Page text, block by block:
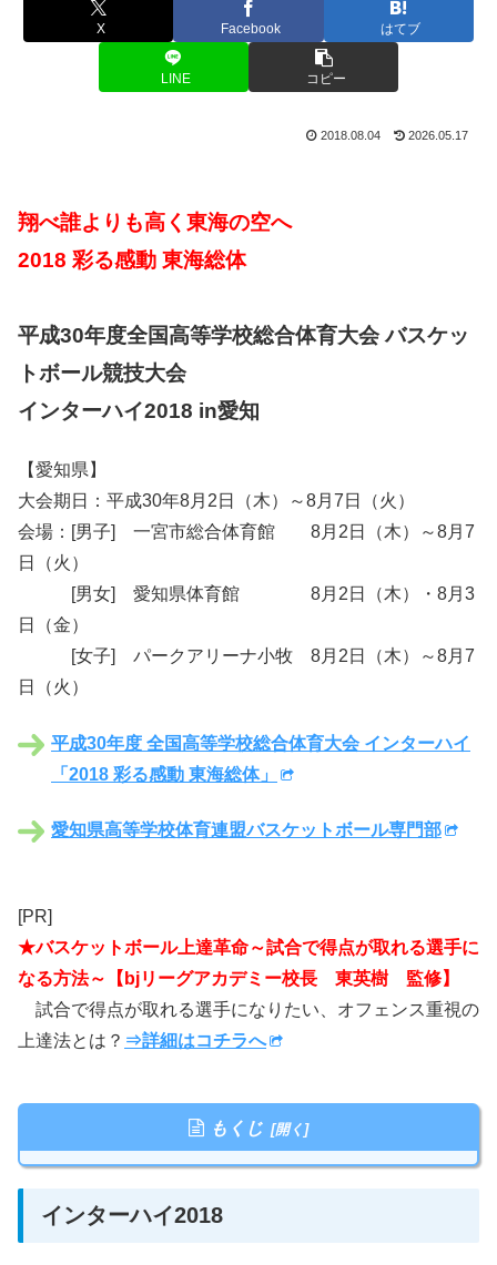
X Facebook はてブ
LINE コピー
2018.08.04 2026.05.17
翔べ誰よりも高く東海の空へ
2018 彩る感動 東海総体
平成30年度全国高等学校総合体育大会 バスケッ
トボール競技大会
インターハイ2018 in愛知
【愛知県】
大会期日：平成30年8月2日（木）～8月7日（火）
会場：[男子] 一宮市総合体育館 8月2日（木）～8月7
日（火）
[男女] 愛知県体育館 8月2日（木）・8月3
日（金）
[女子] パークアリーナ小牧 8月2日（木）～8月7
日（火）
平成30年度 全国高等学校総合体育大会 インターハイ
「2018 彩る感動 東海総体」
愛知県高等学校体育連盟バスケットボール専門部
[PR]
★バスケットボール上達革命～試合で得点が取れる選手に
なる方法～【bjリーグアカデミー校長 東英樹 監修】
試合で得点が取れる選手になりたい、オフェンス重視の
上達法とは？ ⇒詳細はコチラへ
もくじ
インターハイ2018